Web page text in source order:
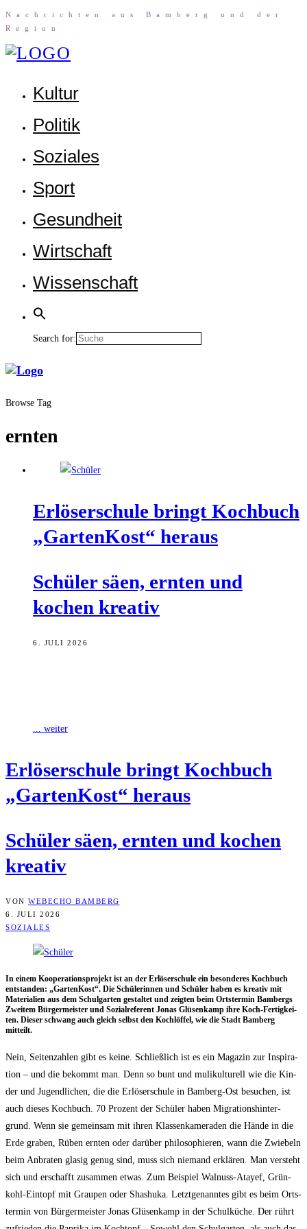
Nach­rich­ten aus Bam­berg und der
Region
Kul­tur
Poli­tik
Sozia­les
Sport
Gesund­heit
Wirt­schaft
Wis­sen­schaft
Search for:
Browse Tag
ernten
Erlö­ser­schu­le bringt Koch­buch
„Gar­ten­Kost“ heraus
Schü­ler säen, ern­ten und
kochen kreativ
6. JULI 2026
... weiter
Erlö­ser­schu­le bringt Koch­buch
„Gar­ten­Kost“ heraus
Schü­ler säen, ern­ten und kochen
kreativ
VON WEBECHO BAMBERG
6. JULI 2026
SOZIALES
In einem Koope­ra­ti­ons­pro­jekt ist an der Erlö­ser­schu­le ein beson­de­res Koch­buch
ent­stan­den: „Gar­ten­Kost“. Die Schü­le­rin­nen und Schü­ler haben es krea­tiv mit
Mate­ria­li­en aus dem Schul­gar­ten gestal­tet und zeig­ten beim Orts­ter­min Bam­bergs
Zwei­tem Bür­ger­meis­ter und Sozi­al­re­fe­rent Jonas Glüsen­kamp ihre Koch-Fer­tig­kei­
ten. Die­ser schwang auch gleich selbst den Koch­löf­fel, wie die Stadt Bam­berg
mitteilt.
Nein, Sei­ten­zah­len gibt es kei­ne. Schließ­lich ist es ein Maga­zin zur Inspi­ra­
ti­on – und die bekommt man. Denn so bunt und mulikul­tu­rell wie die Kin­
der und Jugend­li­chen, die die Erlö­ser­schu­le in Bam­berg-Ost besu­chen, ist
auch die­ses Koch­buch. 70 Pro­zent der Schü­ler haben Migra­ti­ons­hin­ter­
grund. Wenn sie gemein­sam mit ihren Klas­sen­ka­me­ra­den die Hän­de in die
Erde gra­ben, Rüben ern­ten oder dar­über phi­lo­so­phie­ren, wann die Zwie­beln
beim Anbra­ten gla­sig genug sind, muss sich nie­mand erklä­ren. Man ver­steht
sich und erschafft zusam­men etwas. Zum Bei­spiel Wal­nuss-Ata­yef, Grün­
kohl-Ein­topf mit Grau­pen oder Shash­uka. Letzt­ge­nann­tes gibt es beim Orts­
ter­min von Bür­ger­meis­ter Jonas Glüsen­kamp in der Schul­kü­che. Der rührt